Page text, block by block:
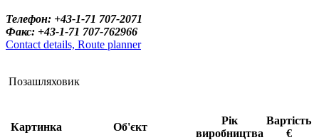
Телефон: +43-1-71 707-2071
Факс: +43-1-71 707-762966
Contact details, Route planner
Позашляховик
Картинка Об'єкт
Рік
виробництва
Вартість
€